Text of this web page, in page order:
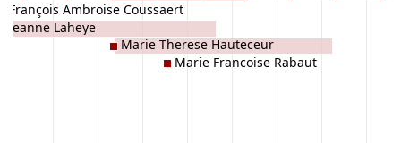
François Ambroise Coussaert
Jeanne Laheye
Marie Therese Hauteceur
Marie Francoise Rabaut